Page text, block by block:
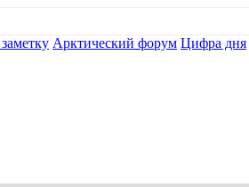
Арктический форум Цифра дня